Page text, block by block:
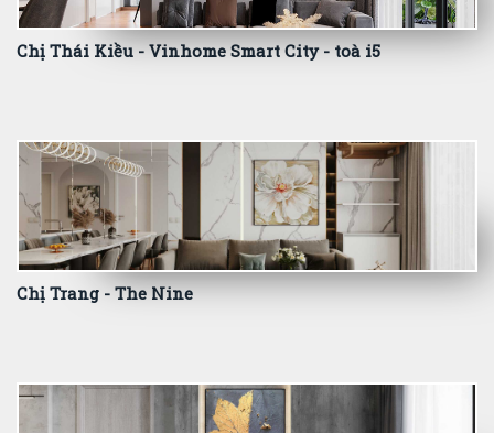
Chị Thái Kiều - Vinhome Smart City - toà i5
Chị Trang - The Nine